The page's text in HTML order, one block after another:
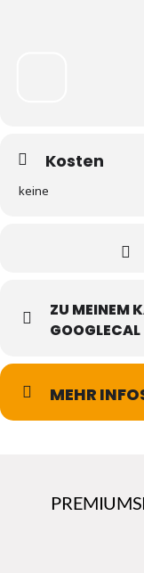
Kosten
keine
ZU MEINEM
GOOGLECAL
MEHR